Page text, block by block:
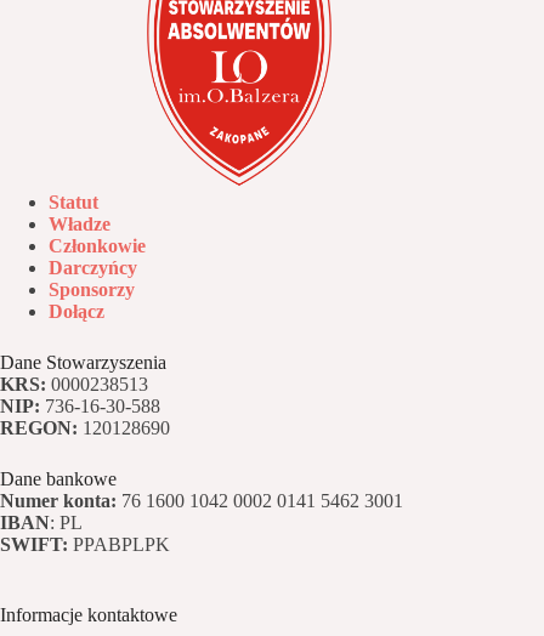
Statut
Władze
Członkowie
Darczyńcy
Sponsorzy
Dołącz
Dane Stowarzyszenia
KRS: 0000238513
NIP: 736-16-30-588
REGON: 120128690
Dane bankowe
Numer konta: 76 1600 1042 0002 0141 5462 3001
IBAN: PL
SWIFT: PPABPLPK
Informacje kontaktowe